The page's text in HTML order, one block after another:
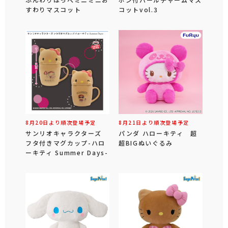
すわりマスコット
コットvol.3
8月20日より順次登場予定
サンリオキャラクターズ
フタ付きマグカップ-ハロ
ーキティ Summer Days-
8月21日より順次登場予定
パンダ ハローキティ 超
超BIGぬいぐるみ